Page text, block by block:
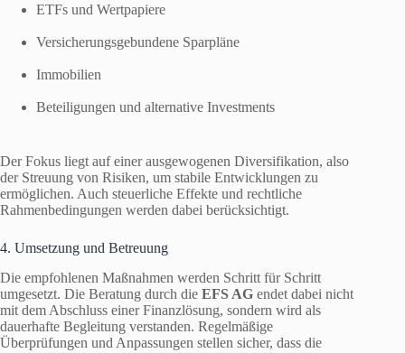
ETFs und Wertpapiere
Versicherungsgebundene Sparpläne
Immobilien
Beteiligungen und alternative Investments
Der Fokus liegt auf einer ausgewogenen Diversifikation, also
der Streuung von Risiken, um stabile Entwicklungen zu
ermöglichen. Auch steuerliche Effekte und rechtliche
Rahmenbedingungen werden dabei berücksichtigt.
4. Umsetzung und Betreuung
Die empfohlenen Maßnahmen werden Schritt für Schritt
umgesetzt. Die Beratung durch die EFS AG endet dabei nicht
mit dem Abschluss einer Finanzlösung, sondern wird als
dauerhafte Begleitung verstanden. Regelmäßige
Überprüfungen und Anpassungen stellen sicher, dass die